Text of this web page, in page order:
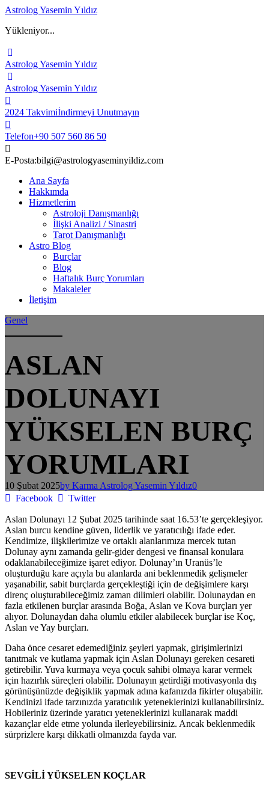
Astrolog Yasemin Yıldız
Yükleniyor...
Astrolog Yasemin Yıldız
Astrolog Yasemin Yıldız
2024 Takvimiİndirmeyi Unutmayın
Telefon+90 507 560 86 50
E-Posta:bilgi@astrologyaseminyildiz.com
Ana Sayfa
Hakkımda
Hizmetlerim
Astroloji Danışmanlığı
İlişki Analizi / Sinastri
Tarot Danışmanlığı
Astro Blog
Burçlar
Blog
Haftalık Burç Yorumları
Makaleler
İletişim
Genel
ASLAN
DOLUNAYI
YÜKSELEN BURÇ
YORUMLARI
10 Şubat 2025by Karma Astrolog Yasemin Yıldız0
Facebook
Twitter
Aslan Dolunayı 12 Şubat 2025 tarihinde saat 16.53’te gerçekleşiyor.
Aslan burcu kendine güven, liderlik ve yaratıcılığı ifade eder.
Kendimize, ilişkilerimize ve ortaklı alanlarımıza mercek tutan
Dolunay aynı zamanda gelir-gider dengesi ve finansal konulara
odaklanabileceğimize işaret ediyor. Dolunay’ın Uranüs’le
oluşturduğu kare açıyla bu alanlarda ani beklenmedik gelişmeler
yaşanabilir, sabit burçlarda gerçekleştiği için de değişimlere karşı
direnç oluşturabileceğimiz zaman dilimleri olabilir. Dolunaydan en
fazla etkilenen burçlar arasında Boğa, Aslan ve Kova burçları yer
alıyor. Dolunaydan daha olumlu etkiler alabilecek burçlar ise Koç,
Aslan ve Yay burçları.
Daha önce cesaret edemediğiniz şeyleri yapmak, girişimlerinizi
tanıtmak ve kutlama yapmak için Aslan Dolunayı gereken cesareti
getirebilir. Yuva kurmaya veya çocuk sahibi olmaya karar vermek
için hazırlık süreçleri olabilir. Dolunayın getirdiği motivasyonla dış
görünüşünüzde değişiklik yapmak adına kafanızda fikirler oluşabilir.
Kendinizi ifade tarzınızda yaratıcılık yeteneklerinizi kullanabilirsiniz.
Hobileriniz üzerinde yaratıcı yeteneklerinizi kullanarak maddi
kazançlar elde etme yolunda ilerleyebilirsiniz. Ancak beklenmedik
sürprizlere karşı dikkatli olmanızda fayda var.
SEVGİLİ YÜKSELEN KOÇLAR